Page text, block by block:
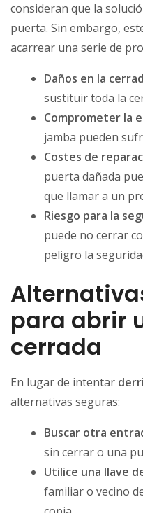
consideran que la
puerta. Sin embargo,
acarrear una serie de
Daños en la
sustituir toda la
Comprometer la
jamba pueden
Costes de
puerta dañada
que llamar a un
Riesgo para la
puede no cerrar
peligro la
para abrir
cerrada
En lugar de intentar
alternativas seguras:
Buscar otra
sin cerrar o una
Utilice una llave
familiar o vecino